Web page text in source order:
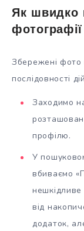
Як швидко
фотографії
Збережені фото
послідовності
Заходимо
профілю.
У
вбиваємо
від
додаток,